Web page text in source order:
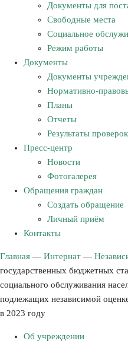
Документы для
Свободные места
Социальное
Режим работы
Документы
Документы
Нормативно-
Планы
Отчеты
Результаты проверок
Пресс-центр
Новости
Фотогалерея
Обращения граждан
Создать обращение
Личный приём
Контакты
Главная — Интернат —
государственных бюджетных
социального обслуживания
подлежащих независимой
в 2023 году
Об учреждении